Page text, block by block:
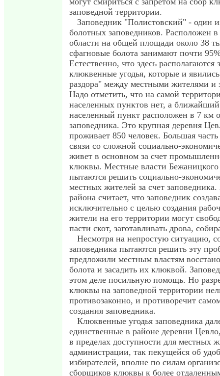
заповедной территории.
Заповедник "Полистовский" - один
болотных заповедников. Расположен
области на общей площади около 38
сфагновые болота занимают почти
Естественно, что здесь располагаются
клюквенные угодья, которые и
раздора" между местными жителями и
Надо отметить, что на самой
населенных пунктов нет, а
населенный пункт расположен в 7 км
заповедника. Это крупная деревня
проживает 850 человек. Большая
связи со сложной социально-
живет в основном за счет
клюквы. Местные власти Бежаницкого
пытаются решить социально-
местных жителей за счет
района считает, что заповедник
исключительно с целью создания
жители на его территории могут
пасти скот, заготавливать дрова,
Несмотря на непростую ситуацию,
заповедника пытаются решить эту
предложили местным властям
болота и засадить их клюквой.
этом деле посильную помощь. Но
клюквы на заповедной территории
противозаконно, и противоречит
создания заповедника.
Клюквенные угодья заповедника
единственные в районе деревни
в пределах доступности для местных
администрации, так пекущейся об
избирателей, вполне по силам
сборщиков клюквы к более